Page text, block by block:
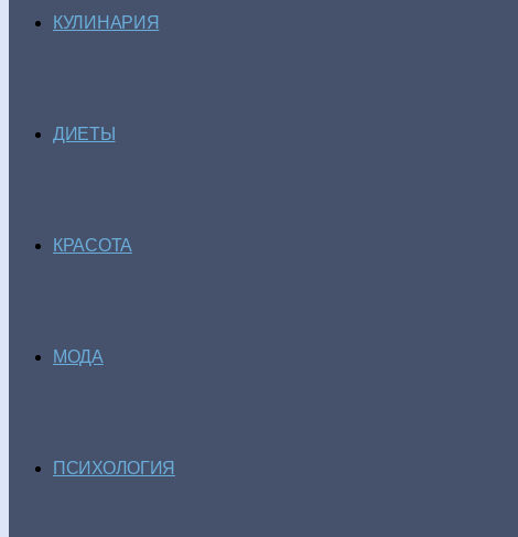
КУЛИНАРИЯ
ДИЕТЫ
КРАСОТА
МОДА
ПСИХОЛОГИЯ